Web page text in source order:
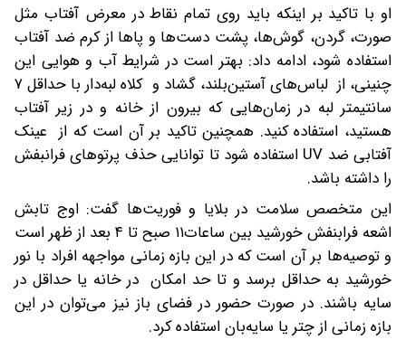
او با تاکید بر اینکه باید روی تمام نقاط در معرض آفتاب مثل
صورت، گردن، گوش‌ها، پشت دست‌ها و پاها از کرم ضد آفتاب
استفاده شود، ادامه داد: بهتر است در شرایط آب و هوایی این
چنینی، از لباس‌های آستین‌بلند، گشاد و کلاه لبه‌دار با حداقل ۷
سانتیمتر لبه در زمان‌هایی که بیرون از خانه و در زیر آفتاب
هستید، استفاده کنید. همچنین تاکید بر آن است که از عینک
آفتابی ضد UV استفاده شود تا توانایی حذف پرتوهای فرانبفش
را داشته باشد.
این متخصص سلامت در بلایا و فوریت‌ها گفت: اوج تابش
اشعه فرابنفش خورشید بین ساعات۱۱ صبح تا ۴ بعد از ظهر است
و توصیه‌ها بر آن است که در این بازه زمانی مواجهه افراد با نور
خورشید به حداقل برسد و تا حد امکان در خانه یا حداقل در
سایه باشند. در صورت حضور در فضای باز نیز می‌توان در این
بازه زمانی از چتر یا سایه‌بان استفاده کرد.